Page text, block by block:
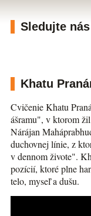
Sledujte
Khatu
Cvičenie Khatu
ášramu", v ktorom
Nárájan
duchovnej línie, z
v dennom živote".
pozícií, ktoré plne
telo, myseľ a dušu.